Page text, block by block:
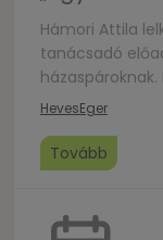
Hámori Attila
tanácsadó
csupán, akik
hanem azoknak
pozitív
HevesEger
Tovább